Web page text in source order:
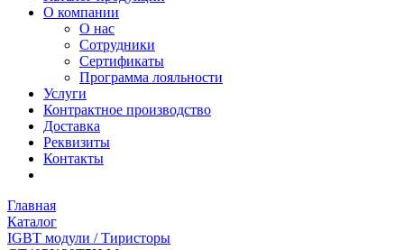
О компании
О нас
Сотрудники
Сертификаты
Программа лояльности
Услуги
Контрактное производство
Доставка
Реквизиты
Контакты
Главная
Каталог
IGBT модули / Тиристоры